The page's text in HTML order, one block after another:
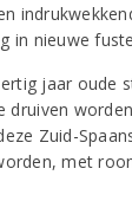
in nieuwe
jaar oude
druiven
Zuid-
met